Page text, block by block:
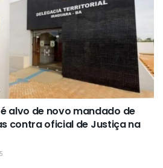
alvo de novo mandado de
contra oficial de Justiça na